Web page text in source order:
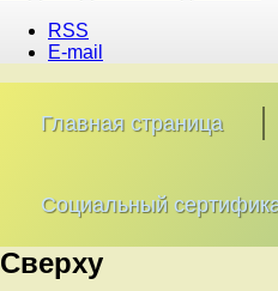
содержимому
RSS
E-mail
Главная страница
Социальный
Сверху